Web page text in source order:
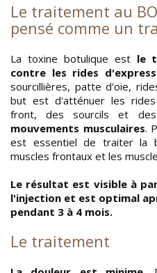
Le traitement au
pensé comme un
La toxine botulique est le
contre les rides
sourcillières, patte d'oie,
but est d'atténuer les rides
front, des sourcils et
mouvements musculaires.
est essentiel de traiter la
muscles frontaux et les
Le résultat est visible à
l'injection et est optimal
pendant 3 à 4 mois.
Le traitement